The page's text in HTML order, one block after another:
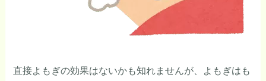
直接よもぎの効果はないかも知れませんが、よもぎはも